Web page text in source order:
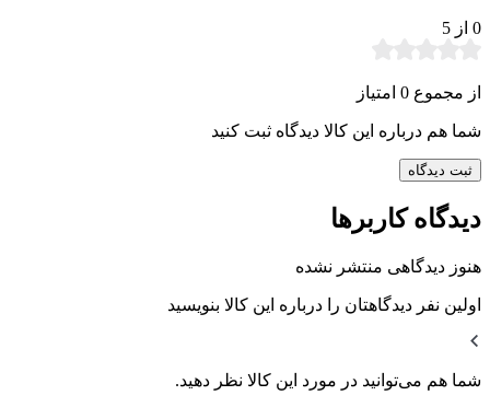
0 از 5
از مجموع 0 امتیاز
شما هم درباره این کالا دیدگاه ثبت کنید
ثبت دیدگاه
دیدگاه کاربرها
هنوز دیدگاهی منتشر نشده
اولین نفر دیدگاهتان را درباره این کالا بنویسید
شما هم می‌توانید در مورد این کالا نظر دهید.